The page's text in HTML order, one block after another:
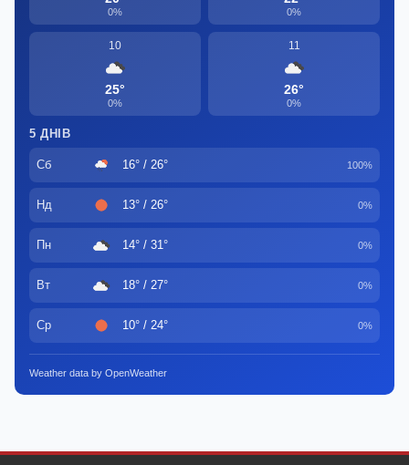
0% 0%
10
25°
0%
11
26°
0%
5 ДНІВ
Сб 16° / 26° 100%
Нд 13° / 26° 0%
Пн 14° / 31° 0%
Вт 18° / 27° 0%
Ср 10° / 24° 0%
Weather data by OpenWeather